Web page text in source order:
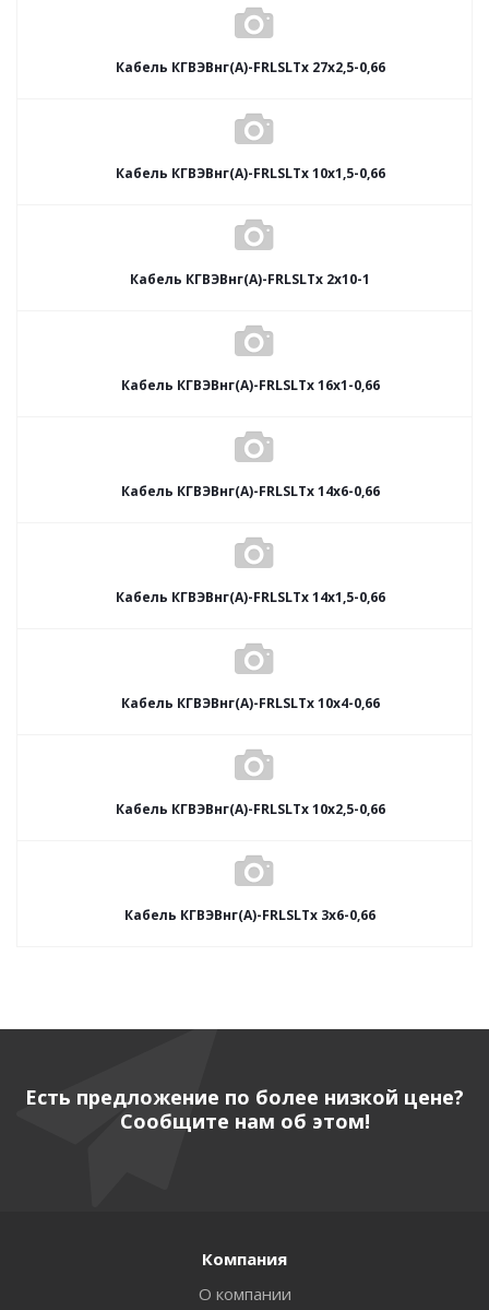
Кабель КГВЭВнг(А)-FRLSLTx 27х2,5-0,66
Кабель КГВЭВнг(А)-FRLSLTx 10х1,5-0,66
Кабель КГВЭВнг(А)-FRLSLTx 2х10-1
Кабель КГВЭВнг(А)-FRLSLTx 16х1-0,66
Кабель КГВЭВнг(А)-FRLSLTx 14х6-0,66
Кабель КГВЭВнг(А)-FRLSLTx 14х1,5-0,66
Кабель КГВЭВнг(А)-FRLSLTx 10х4-0,66
Кабель КГВЭВнг(А)-FRLSLTx 10х2,5-0,66
Кабель КГВЭВнг(А)-FRLSLTx 3х6-0,66
Есть предложение по более низкой цене?
Сообщите нам об этом!
Компания
О компании